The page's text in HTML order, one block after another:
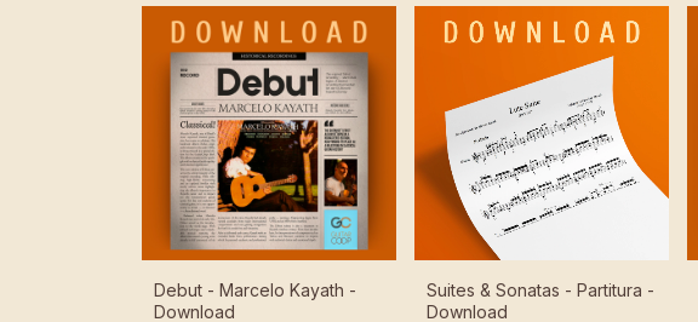
Debut - Marcelo Kayath -
Download
Suites & Sonatas - Partitura -
Download